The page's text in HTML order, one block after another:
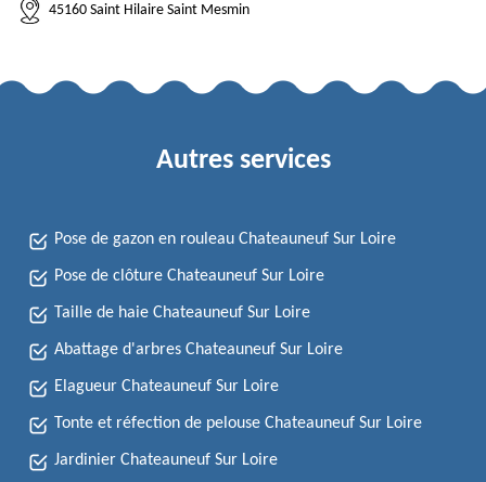
45160 Saint Hilaire Saint Mesmin
Autres services
Pose de gazon en rouleau Chateauneuf Sur Loire
Pose de clôture Chateauneuf Sur Loire
Taille de haie Chateauneuf Sur Loire
Abattage d'arbres Chateauneuf Sur Loire
Elagueur Chateauneuf Sur Loire
Tonte et réfection de pelouse Chateauneuf Sur Loire
Jardinier Chateauneuf Sur Loire